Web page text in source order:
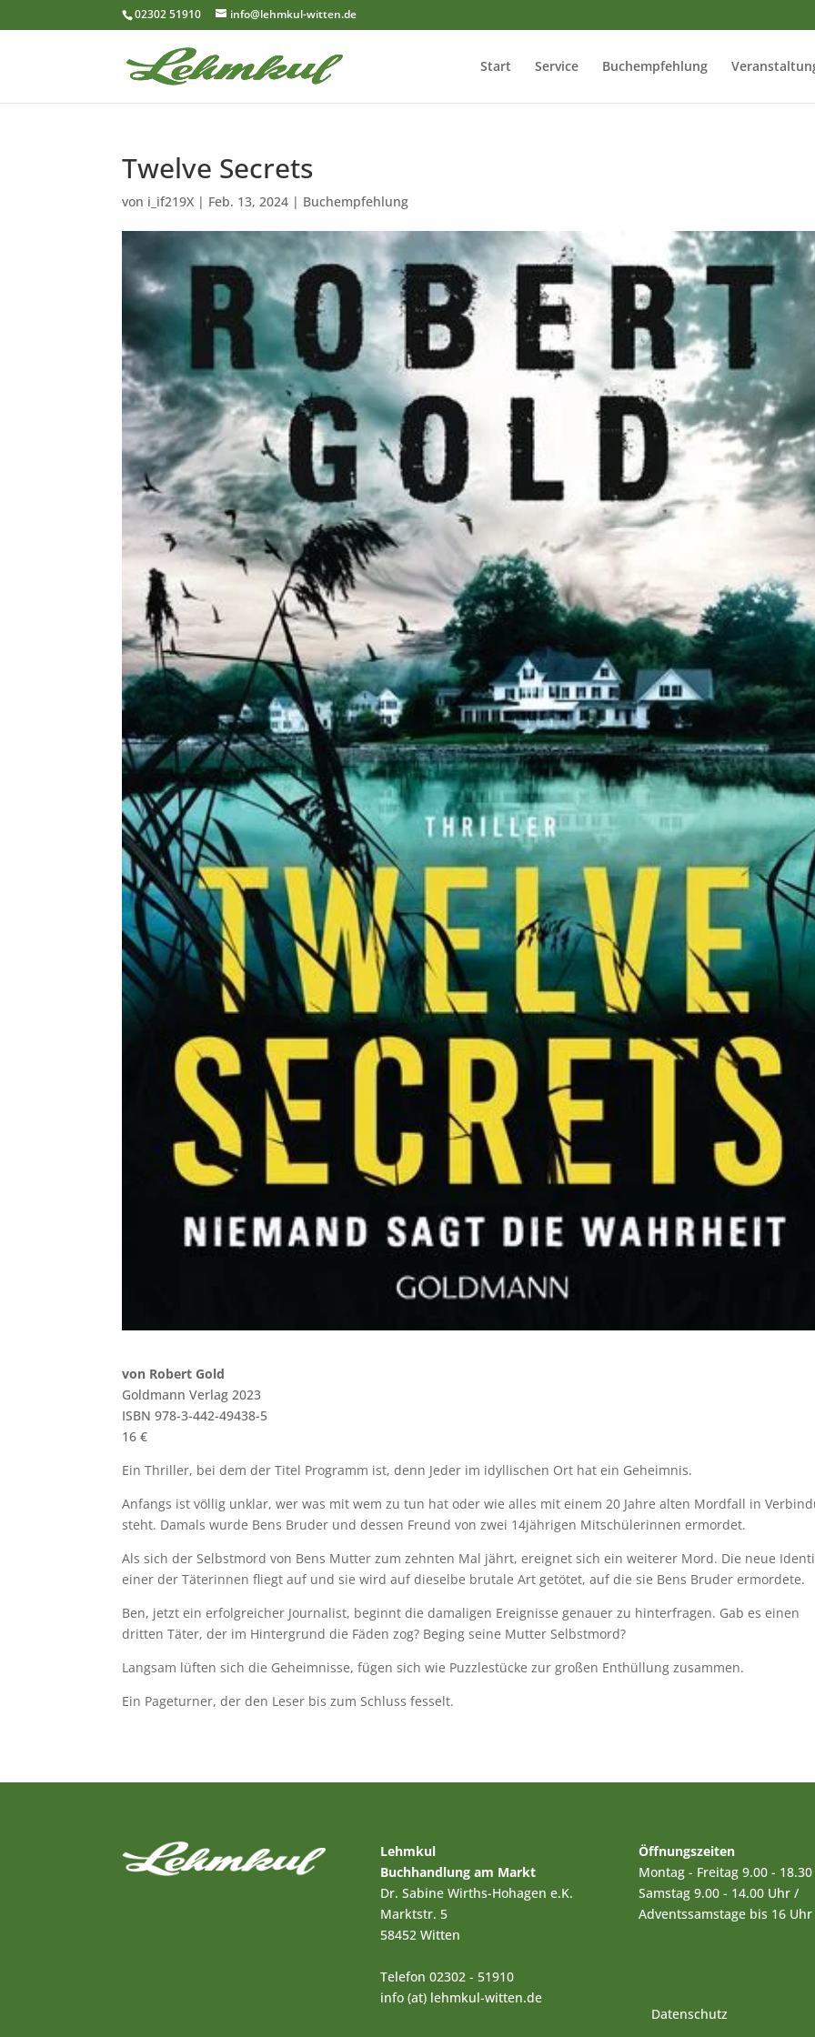
02302 51910 info@lehmkul-witten.de
Start Service Buchempfehlung
Twelve Secrets
von i_if219X | Feb. 13, 2024 | Buchempfehlung
von Robert Gold
Goldmann Verlag 2023
ISBN 978-3-442-49438-5
16 €
Ein Thriller, bei dem der Titel Programm ist, denn Jeder im idyllischen Ort hat ein Geheimnis.
Anfangs ist völlig unklar, wer was mit wem zu tun hat oder wie alles mit einem 20 Jahre alten Mordfall in
steht. Damals wurde Bens Bruder und dessen Freund von zwei 14jährigen Mitschülerinnen ermordet.
Als sich der Selbstmord von Bens Mutter zum zehnten Mal jährt, ereignet sich ein weiterer Mord. Die neue
einer der Täterinnen fliegt auf und sie wird auf dieselbe brutale Art getötet, auf die sie Bens Bruder ermordete.
Ben, jetzt ein erfolgreicher Journalist, beginnt die damaligen Ereignisse genauer zu hinterfragen. Gab es einen
dritten Täter, der im Hintergrund die Fäden zog? Beging seine Mutter Selbstmord?
Langsam lüften sich die Geheimnisse, fügen sich wie Puzzlestücke zur großen Enthüllung zusammen.
Ein Pageturner, der den Leser bis zum Schluss fesselt.
Lehmkul
Buchhandlung am Markt
Dr. Sabine Wirths-Hohagen e.K.
Marktstr. 5
58452 Witten
Telefon 02302 - 51910
info (at) lehmkul-witten.de
Öffnungszeiten
Montag - Freitag 9.00 -
Samstag 9.00 - 14.00 Uhr /
Adventssamstage bis 16 Uhr
Datenschutz